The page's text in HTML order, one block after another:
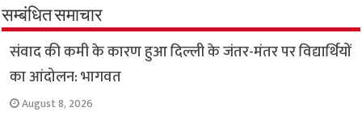
o
o
k
A
p
p
r
a
m
n
k
सम्बंधित समाचार
संवाद की कमी के कारण हुआ दिल्ली के जंतर-मंतर पर विद्यार्थियों
का आंदोलन: भागवत
August 8, 2026